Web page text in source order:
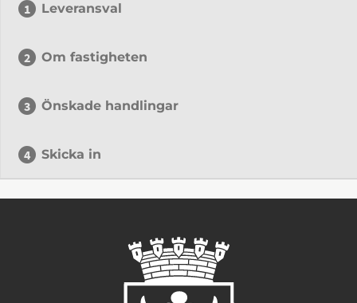
Leveransval
Om fastigheten
Önskade handlingar
Skicka in